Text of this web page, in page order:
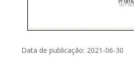
Data de publicação: 2021-06-30